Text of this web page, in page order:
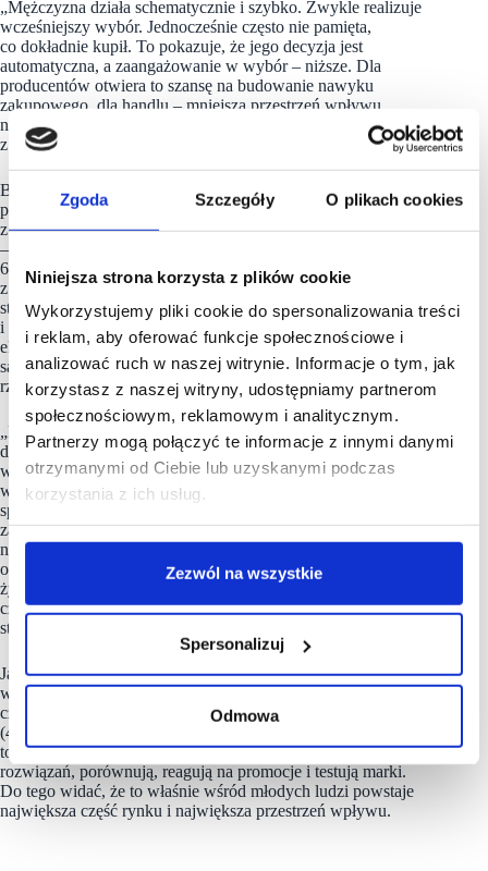
Zgoda Szczegóły O plikach cookies
Niniejsza strona korzysta z plików cookie
Wykorzystujemy pliki cookie do spersonalizowania treści
i reklam, aby oferować funkcje społecznościowe i
analizować ruch w naszej witrynie. Informacje o tym, jak
korzystasz z naszej witryny, udostępniamy partnerom
społecznościowym, reklamowym i analitycznym.
Partnerzy mogą połączyć te informacje z innymi danymi
otrzymanymi od Ciebie lub uzyskanymi podczas
korzystania z ich usług.
Zezwól na wszystkie
Spersonalizuj
Odmowa
„Mężczyzna działa schematycznie i szybko. Zwykle realizuje
wcześniejszy wybór. Jednocześnie często nie pamięta,
co dokładnie kupił. To pokazuje, że jego decyzja jest
automatyczna, a zaangażowanie w wybór – niższe. Dla
producentów otwiera to szansę na budowanie nawyku
zakupowego, dla handlu – mniejszą przestrzeń wpływu
na zmianę wyboru w ostatnim momencie” – dodaje ekspert
z Hybrid Europe.
Badanie dostarcza też informacji na temat tego, jakie postawy
przyjmują respondenci z siedmiu grup wiekowych. W pięciu
z nich najczęściej wskazywana jest odpowiedź „bardzo rzadko”
– 18-24 lata (45,7%), 45-54 lata (48,9%), 55-64 lata (49,2%),
65-74 lata (56,6%), a także 75-80 lat (52,9%). Jak wynika
z obserwacji Michała Rosiaka, wraz z wiekiem decyzje się
stabilizują. To efekt przyzwyczajenia, ograniczenia ryzyka
i uproszczenia wyborów. Im starszy jest konsument, tym mniej
eksperymentuje. Wyniki powyżej 50% w najstarszych grupach
są naturalne. Decyzja zakupowa zapada wcześniej i jest
rzadziej zmieniana.
„Pomimo stosunkowo wysokiego poziomu przywiązania
do marki lub producenta we wszystkich grupach wiekowych,
wraz z wiekiem obserwuje się spadek skłonności do zmiany
wyborów. Jest to zgodne z ogólną tendencją do preferowania
sprawdzonych rozwiązań w starszym wieku. Należy jednak
zaznaczyć, że wyniki badań w tym zakresie
nie są jednoznaczne. Skłonność do zmiany zależy bowiem
od wielu czynników, takich jak rodzaj produktu, sytuacja
życiowa czy styl życia. Ponadto trudno jednoznacznie ocenić,
czy obserwowane różnice mają istotność statystyczną” –
stwierdza ekspert z Instytutu Prawa, Ekonomii i Administracji.
Jak wynika z badaniaHybrid Europew przypadku dwóch grup
wiekowych najczęściej wskazywana jest odpowiedź „tak, dość
często” – 25-34 lata (wśród nich – 55,2%) oraz 35-44 lata
(45%). Jak podsumowuje Michał Rosiak, młodzi konsumenci
to grupa w fazie aktywnego wyboru. Szukają optymalnych
rozwiązań, porównują, reagują na promocje i testują marki.
Do tego widać, że to właśnie wśród młodych ludzi powstaje
największa część rynku i największa przestrzeń wpływu.